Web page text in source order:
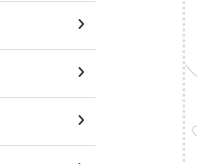
Lectures